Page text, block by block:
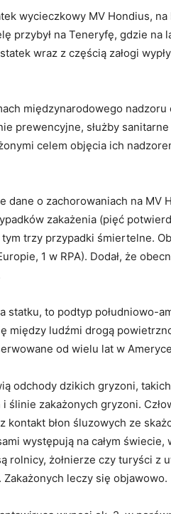
wycieczkowy MV Hondius, na
przybył na Teneryfę, gdzie na
wraz z częścią załogi
międzynarodowego
prewencyjne, służby
celem objęcia ich
dane o zachorowaniach na MV
zakażenia (pięć
trzy przypadki śmiertelne.
1 w RPA). Dodał, że
statku, to podtyp południowo-
między ludźmi drogą
od wielu lat w
odchody dzikich gryzoni,
zakażonych gryzoni.
kontakt błon śluzowych ze
występują na całym świecie,
rolnicy, żołnierze czy turyści z
leczy się objawowo.